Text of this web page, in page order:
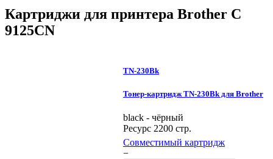
Картриджи для принтера Brother C
9125CN
TN-230Bk
Тонер-картридж TN-230Bk для Brother
black - чёрный
Ресурс 2200 стр.
Совместимый картридж
−